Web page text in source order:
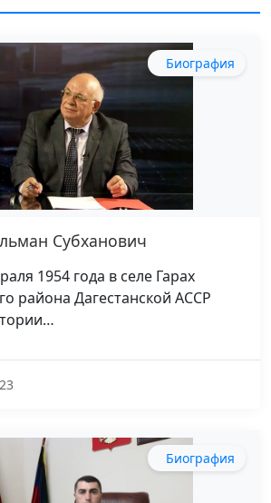
Биография
Субханович
1954 года в селе Гарах
района Дагестанской АССР
Биография